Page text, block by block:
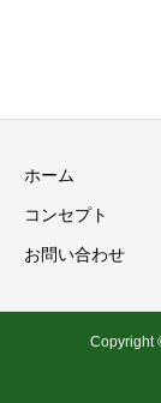
ホーム
コンセプト
お問い合わせ
Copyright